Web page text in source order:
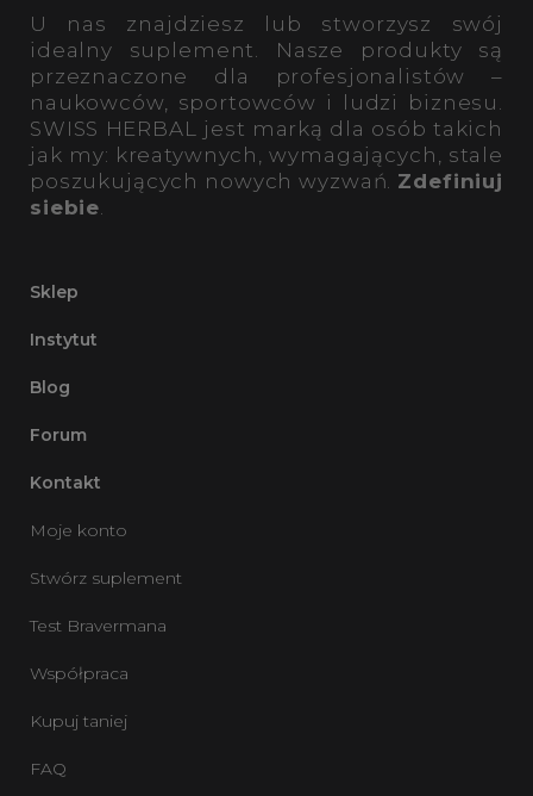
U nas znajdziesz lub stworzysz swój
idealny suplement. Nasze produkty są
przeznaczone dla profesjonalistów –
naukowców, sportowców i ludzi biznesu.
SWISS HERBAL jest marką dla osób takich
jak my: kreatywnych, wymagających, stale
poszukujących nowych wyzwań. Zdefiniuj
siebie.
Sklep
Instytut
Blog
Forum
Kontakt
Moje konto
Stwórz suplement
Test Bravermana
Współpraca
Kupuj taniej
FAQ